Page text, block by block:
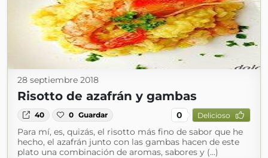
28 septiembre 2018
Risotto de azafrán y gambas
40 0 Guardar 0 Delicioso
Para mí, es, quizás, el risotto más fino de sabor que he
hecho, el azafrán junto con las gambas hacen de este
plato una combinación de aromas, sabores y (...)